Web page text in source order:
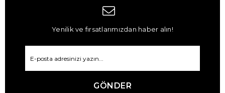
Yenilik ve fırsatlarımızdan haber alın!
GÖNDER